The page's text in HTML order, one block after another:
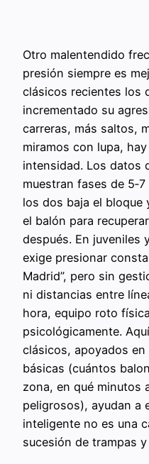
Otro malentendido
presión siempre es
clásicos recientes los
incrementado su
carreras, más saltos,
miramos con lupa,
intensidad. Los datos
muestran fases de
los dos baja el bloque
el balón para
después. En juveniles
exige presionar
Madrid”, pero sin
ni distancias entre
hora, equipo roto
psicológicamente.
clásicos, apoyados
básicas (cuántos
zona, en qué minutos
peligrosos), ayudan a
inteligente no es una
sucesión de trampas